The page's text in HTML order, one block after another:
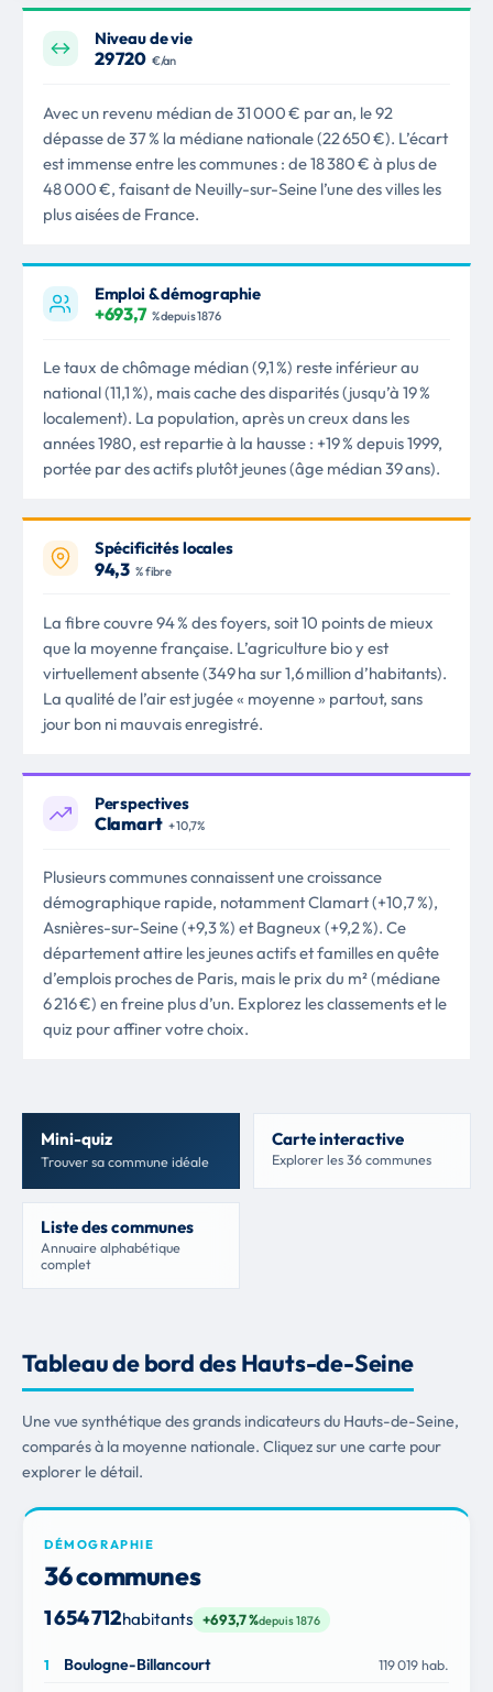
Niveau de vie
29 720 €/an
Avec un revenu médian de 31 000 € par an, le 92
dépasse de 37 % la médiane nationale (22 650 €). L’écart
est immense entre les communes : de 18 380 € à plus de
48 000 €, faisant de Neuilly-sur-Seine l’une des villes les
plus aisées de France.
Emploi & démographie
+693,7 % depuis 1876
Le taux de chômage médian (9,1 %) reste inférieur au
national (11,1 %), mais cache des disparités (jusqu’à 19 %
localement). La population, après un creux dans les
années 1980, est repartie à la hausse : +19 % depuis 1999,
portée par des actifs plutôt jeunes (âge médian 39 ans).
Spécificités locales
94,3 % fibre
La fibre couvre 94 % des foyers, soit 10 points de mieux
que la moyenne française. L’agriculture bio y est
virtuellement absente (349 ha sur 1,6 million d’habitants).
La qualité de l’air est jugée « moyenne » partout, sans
jour bon ni mauvais enregistré.
Perspectives
Clamart + 10,7%
Plusieurs communes connaissent une croissance
démographique rapide, notamment Clamart (+10,7 %),
Asnières-sur-Seine (+9,3 %) et Bagneux (+9,2 %). Ce
département attire les jeunes actifs et familles en quête
d’emplois proches de Paris, mais le prix du m² (médiane
6 216 €) en freine plus d’un. Explorez les classements et le
quiz pour affiner votre choix.
Mini-quiz
Trouver sa commune idéale
Carte interactive
Explorer les 36 communes
Liste des communes
Annuaire alphabétique
complet
Tableau de bord des Hauts-de-Seine
Une vue synthétique des grands indicateurs du Hauts-de-Seine,
comparés à la moyenne nationale. Cliquez sur une carte pour
explorer le détail.
DÉMOGRAPHIE
36 communes
1 654 712habitants +693,7 %depuis 1876
Boulogne-Billancourt 119 019 hab.